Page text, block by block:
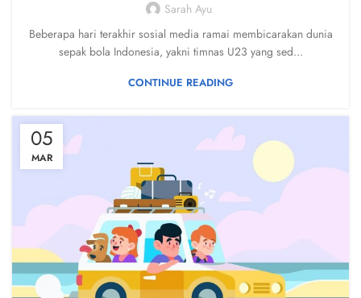
Sarah Ayu
Beberapa hari terakhir sosial media ramai membicarakan dunia
sepak bola Indonesia, yakni timnas U23 yang sed...
CONTINUE READING
05
MAR